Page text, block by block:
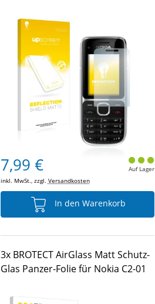
7,99 €
inkl. MwSt., zzgl. Versandkosten
Auf Lager
In den Warenkorb
3x BROTECT AirGlass Matt Schutz-
Glas Panzer-Folie für Nokia C2-01